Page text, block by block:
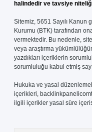
halindedir ve tavsiye
Sitemiz, 5651 Sayılı
Kurumu (BTK) tarafından
vermektedir. Bu nedenle,
veya araştırma
yazdıkları içeriklerin
sorumluluğu kabul etmiş
Hukuka ve yasal
içerikleri,
ilgili içerikler yasal süre